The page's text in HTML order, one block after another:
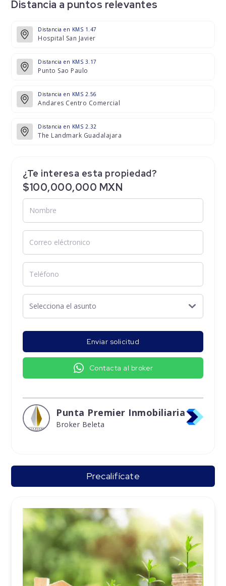
¿Te interesa esta propiedad?
$100,000,000 MXN
Enviar solicitud
Contacta al broker
Punta Premier Inmobiliaria
Broker Beleta
Precalifícate
Distancia a puntos relevantes
Distancia en KMS 1.47
Hospital San Javier
Distancia en KMS 3.17
Punto Sao Paulo
Distancia en KMS 2.56
Andares Centro Comercial
Distancia en KMS 2.32
The Landmark Guadalajara